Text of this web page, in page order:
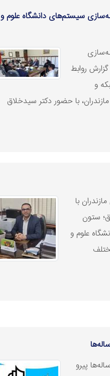
سیستم‌های دانشگاه علوم و
روابط
و
با حضور دکتر سیدخلاق
با
ستون
علوم و
پیرو